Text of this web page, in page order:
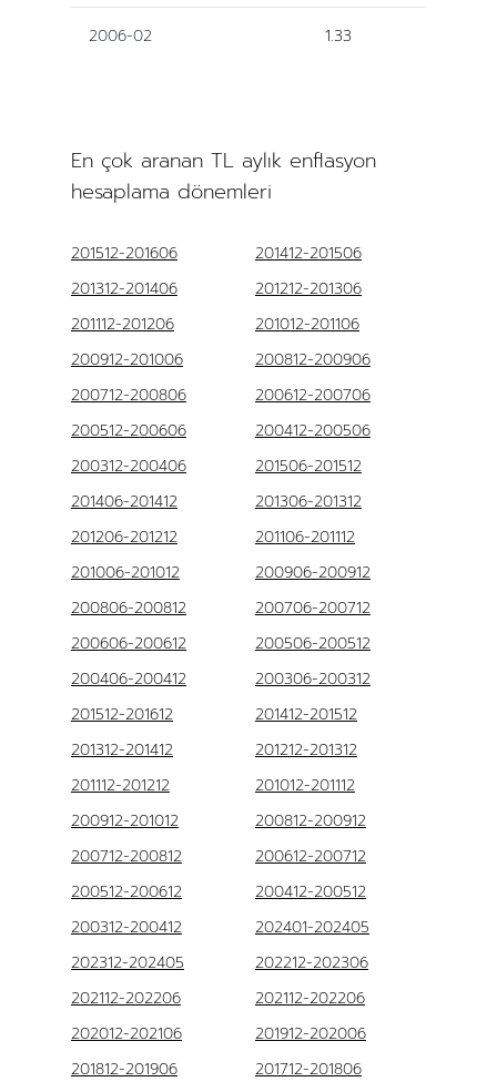
2006-02 1.33
En çok aranan TL aylık enflasyon
hesaplama dönemleri
201512-201606
201412-201506
201312-201406
201212-201306
201112-201206
201012-201106
200912-201006
200812-200906
200712-200806
200612-200706
200512-200606
200412-200506
200312-200406
201506-201512
201406-201412
201306-201312
201206-201212
201106-201112
201006-201012
200906-200912
200806-200812
200706-200712
200606-200612
200506-200512
200406-200412
200306-200312
201512-201612
201412-201512
201312-201412
201212-201312
201112-201212
201012-201112
200912-201012
200812-200912
200712-200812
200612-200712
200512-200612
200412-200512
200312-200412
202401-202405
202312-202405
202212-202306
202112-202206
202112-202206
202012-202106
201912-202006
201812-201906
201712-201806